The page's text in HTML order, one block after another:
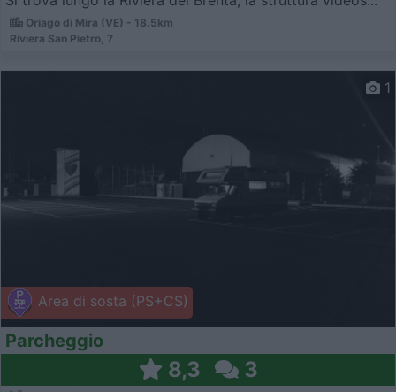
Oriago di Mira (VE) - 18.5km
Riviera San Pietro, 7
Area di sosta (PS+CS)
1
Parcheggio
8,3 3